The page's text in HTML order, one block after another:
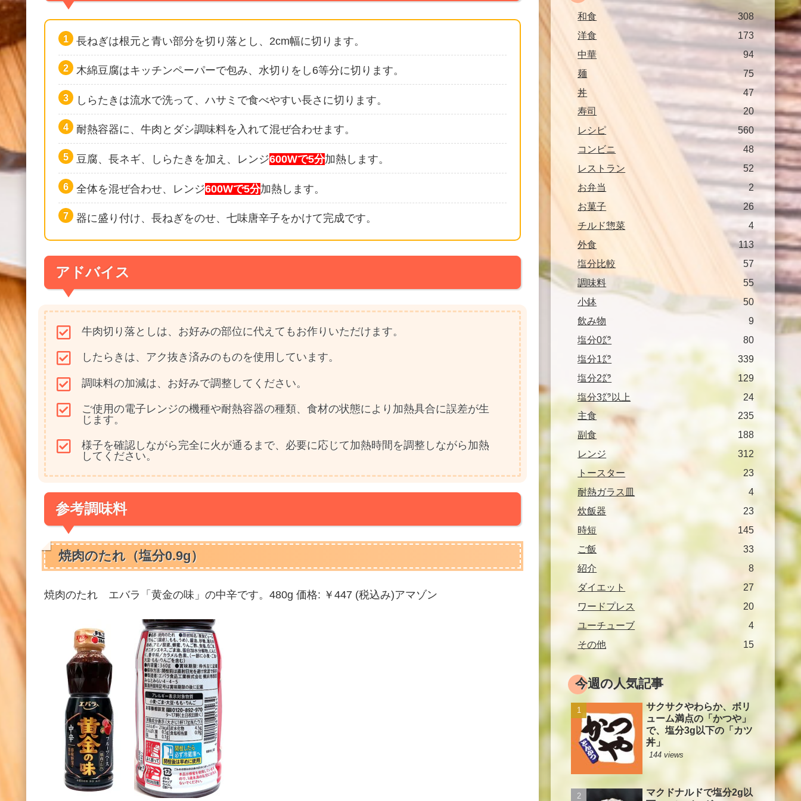
長ねぎは根元と青い部分を切り落とし、2cm幅に切ります。
木綿豆腐はキッチンペーパーで包み、水切りをし6等分に切ります。
しらたきは流水で洗って、ハサミで食べやすい長さに切ります。
耐熱容器に、牛肉とダシ調味料を入れて混ぜ合わせます。
豆腐、長ネギ、しらたきを加え、レンジ600Wで5分加熱します。
全体を混ぜ合わせ、レンジ600Wで5分加熱します。
器に盛り付け、長ねぎをのせ、七味唐辛子をかけて完成です。
アドバイス
牛肉切り落としは、お好みの部位に代えてもお作りいただけます。
したらきは、アク抜き済みのものを使用しています。
調味料の加減は、お好みで調整してください。
ご使用の電子レンジの機種や耐熱容器の種類、食材の状態により加熱具合に誤差が生
じます。
様子を確認しながら完全に火が通るまで、必要に応じて加熱時間を調整しながら加熱
してください。
参考調味料
焼肉のたれ（塩分0.9g）
焼肉のたれ エバラ「黄金の味」の中辛です。480g 価格: ￥447 (税込み)アマゾン
和食
308
洋食
173
中華
94
麺
75
丼
47
寿司
20
レシピ
560
コンビニ
48
レストラン
52
お弁当
2
お菓子
26
チルド惣菜
4
外食
113
塩分比較
57
調味料
55
小鉢
50
飲み物
9
塩分0㌘
80
塩分1㌘
339
塩分2㌘
129
塩分3㌘以上
24
主食
235
副食
188
レンジ
312
トースター
23
耐熱ガラス皿
4
炊飯器
23
時短
145
ご飯
33
紹介
8
ダイエット
27
ワードプレス
20
ユーチューブ
4
その他
15
今週の人気記事
サクサクやわらか、ボリ
ューム満点の「かつや」
で、塩分3g以下の「カツ
丼」
144 views
マクドナルドで塩分2g以